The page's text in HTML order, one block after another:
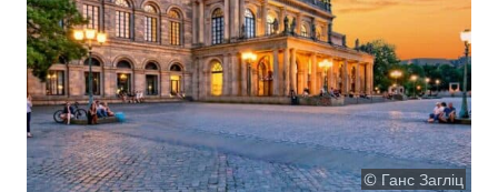
© Ганс Загліц